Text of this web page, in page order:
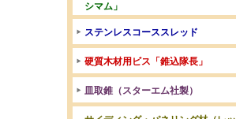
シマム」
ステンレスコーススレッド
硬質木材用ビス「錐込隊長」
皿取錐（スターエム社製）